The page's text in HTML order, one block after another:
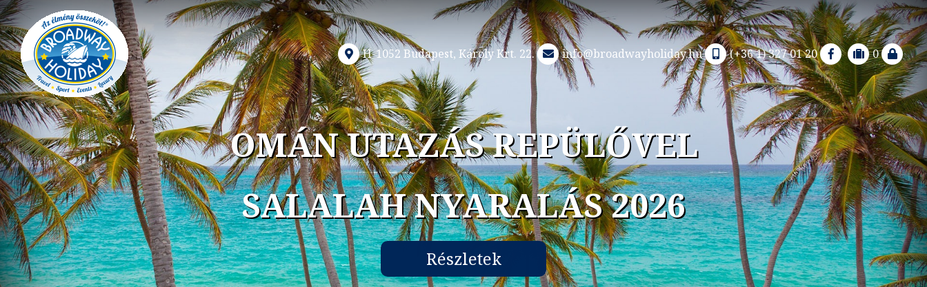
H-1052 Budapest, Károly Krt. 22. info@broadwayholiday.hu (+36 1) 327 01 20 0
OMÁN UTAZÁS REPÜLŐVEL
SALALAH NYARALÁS 2026
Részletek